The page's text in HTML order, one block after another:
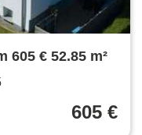
605 € 52.85 m²
605 €